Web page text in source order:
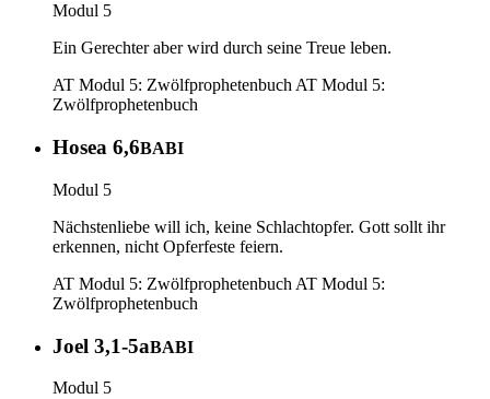
Modul 5
Ein Gerechter aber wird durch seine Treue leben.
AT Modul 5: ZwölfprophetenbuchAT Modul 5:
Zwölfprophetenbuch
Hosea 6,6BABI
Modul 5
Nächstenliebe will ich, keine Schlachtopfer. Gott sollt ihr
erkennen, nicht Opferfeste feiern.
AT Modul 5: Zwölfprophetenbuch AT Modul 5:
Zwölfprophetenbuch
Joel 3,1-5aBABI
Modul 5